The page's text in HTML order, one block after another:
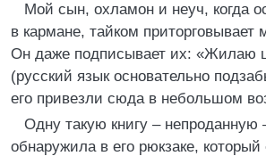
Мой сын, охламон и неуч, когда
в кармане, тайком приторговывает
Он даже подписывает их: «Жилаю
(русский язык основательно
его привезли сюда в небольшом
Одну такую книгу – непроданную
обнаружила в его рюкзаке,